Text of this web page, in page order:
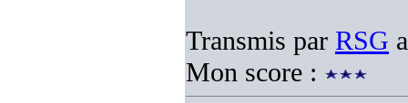
Transmis par RSG
Mon score :